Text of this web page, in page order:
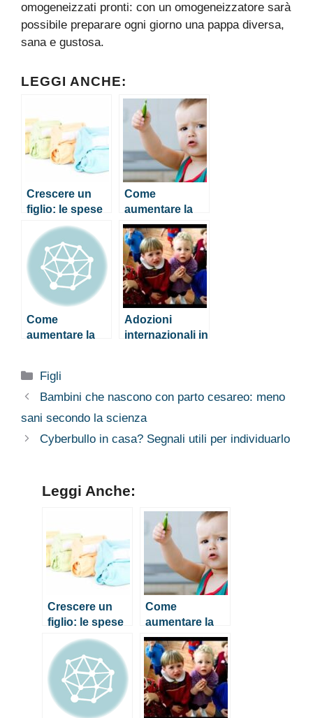
omogeneizzati pronti: con un omogeneizzatore sarà
possibile preparare ogni giorno una pappa diversa,
sana e gustosa.
LEGGI ANCHE:
Crescere un
figlio: le spese
iniziano subito
Come
aumentare la
salute
intestinale del
proprio figlio
Come
aumentare la
proprio figlio
Adozioni
internazionali in
Categorie
Figli
Bambini che nascono con parto cesareo: meno
sani secondo la scienza
Cyberbullo in casa? Segnali utili per individuarlo
Leggi Anche:
Crescere un
figlio: le spese
iniziano subito
Come
aumentare la
salute
intestinale del
proprio figlio